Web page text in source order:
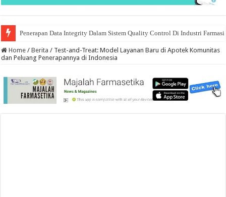
Penerapan Data Integrity Dalam Sistem Quality Control Di Industri Farmasi
Home / Berita / Test-and-Treat: Model Layanan Baru di Apotek Komunitas
dan Peluang Penerapannya di Indonesia